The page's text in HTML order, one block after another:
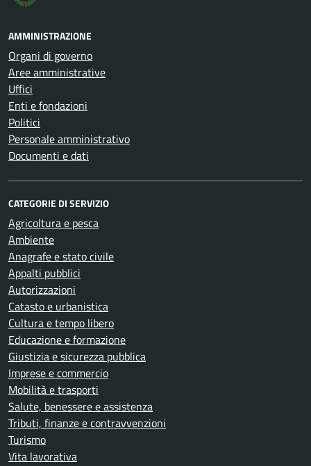
AMMINISTRAZIONE
Organi di governo
Aree amministrative
Uffici
Enti e fondazioni
Politici
Personale amministrativo
Documenti e dati
CATEGORIE DI SERVIZIO
Agricoltura e pesca
Ambiente
Anagrafe e stato civile
Appalti pubblici
Autorizzazioni
Catasto e urbanistica
Cultura e tempo libero
Educazione e formazione
Giustizia e sicurezza pubblica
Imprese e commercio
Mobilità e trasporti
Salute, benessere e assistenza
Tributi, finanze e contravvenzioni
Turismo
Vita lavorativa